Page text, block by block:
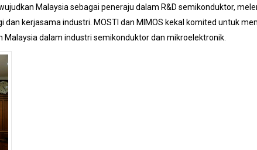
Malaysia sebagai peneraju dalam R&D semikonduktor,
kerjasama industri. MOSTI dan MIMOS kekal komited untuk
dalam industri semikonduktor dan mikroelektronik.